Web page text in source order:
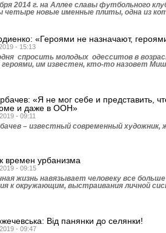
2014 г. на Аллее славы футбольного
новые именные плиты, одна из
«Героями не назначают,
- 15:13
спросить молодых одесситов в
им известен, кто-то назовет
«Я не мог себе и представить,
и даже в ООН»
- 09:11
– известный современный художник,
времен урбанизма
- 09:15
жизнь навязывает человеку все
к окружающим, выстраивания личной
Від панянки до селянки!
- 09:47